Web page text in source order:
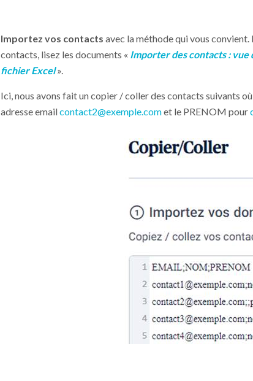
Importez vos contacts avec la méthode qui vous
contacts, lisez les documents « Importer des contacts : vue
fichier Excel».
Ici, nous avons fait un copier / coller des contacts suivants
adresse emailcontact2@exemple.comet le PRENOM pour